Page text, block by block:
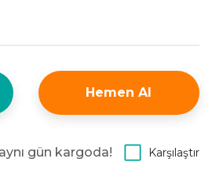
Hemen Al
gün kargoda! Karşılaştır